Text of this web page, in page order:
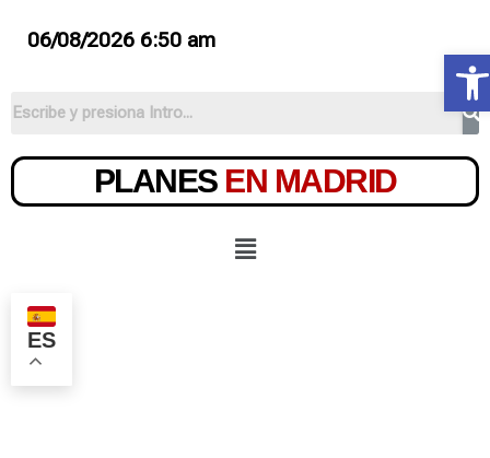
06/08/2026 6:50 am
PLANES EN MADRID
ES